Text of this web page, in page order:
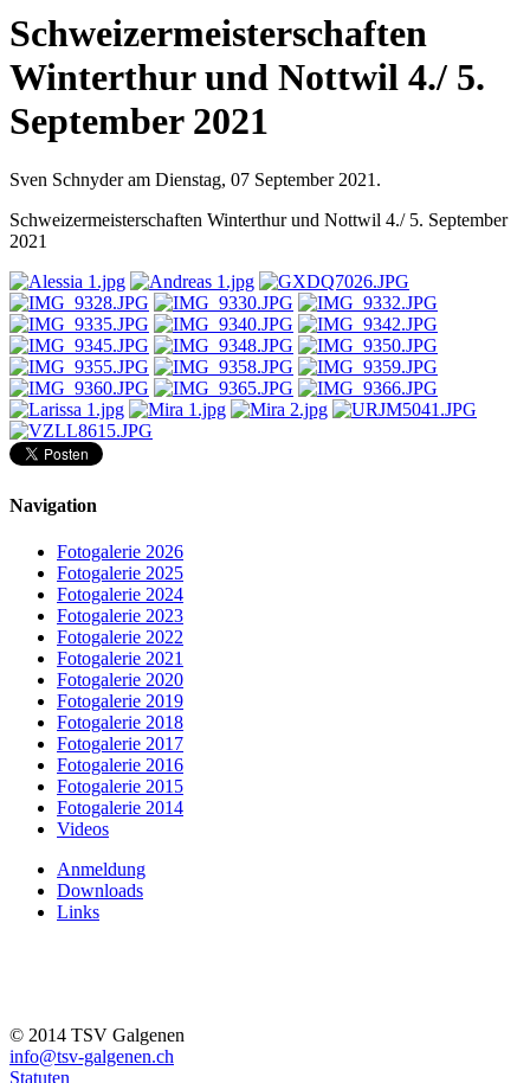
Schweizermeisterschaften
Winterthur und Nottwil 4./ 5.
September 2021
Sven Schnyder am Dienstag, 07 September 2021.
Schweizermeisterschaften Winterthur und Nottwil 4./ 5. September
2021
Navigation
Fotogalerie 2026
Fotogalerie 2025
Fotogalerie 2024
Fotogalerie 2023
Fotogalerie 2022
Fotogalerie 2021
Fotogalerie 2020
Fotogalerie 2019
Fotogalerie 2018
Fotogalerie 2017
Fotogalerie 2016
Fotogalerie 2015
Fotogalerie 2014
Videos
Anmeldung
Downloads
Links
© 2014 TSV Galgenen
info@tsv-galgenen.ch
Statuten